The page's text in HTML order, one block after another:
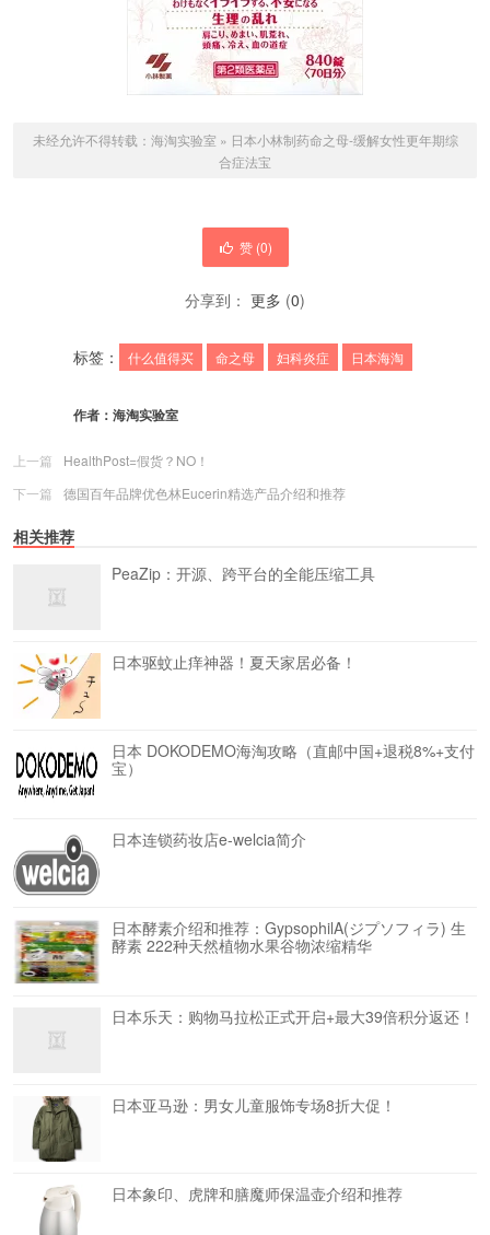
未经允许不得转载： 海淘实验室 » 日本小林制药命之母-缓解女性更年期综
合症法宝
赞 (0)
分享到： 更多 (0)
标签： 什么值得买 命之母 妇科炎症 日本海淘
作者： 海淘实验室
上一篇
HealthPost=假货？NO！
下一篇
德国百年品牌优色林Eucerin精选产品介绍和推荐
相关推荐
PeaZip：开源、跨平台的全能压缩工具
日本驱蚊止痒神器！夏天家居必备！
日本 DOKODEMO海淘攻略（直邮中国+退税8%+支付
宝）
日本连锁药妆店e-welcia简介
日本酵素介绍和推荐：GypsophilA(ジプソフィラ) 生
酵素 222种天然植物水果谷物浓缩精华
日本乐天：购物马拉松正式开启+最大39倍积分返还！
日本亚马逊：男女儿童服饰专场8折大促！
日本象印、虎牌和膳魔师保温壶介绍和推荐